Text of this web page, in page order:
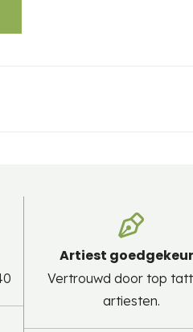
Artiest
Vertrouwd door top
artiesten.